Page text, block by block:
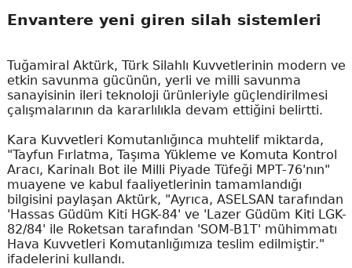
Envantere yeni giren silah sistemleri
Tuğamiral Aktürk, Türk Silahlı Kuvvetlerinin modern ve
etkin savunma gücünün, yerli ve milli savunma
sanayisinin ileri teknoloji ürünleriyle güçlendirilmesi
çalışmalarının da kararlılıkla devam ettiğini belirtti.
Kara Kuvvetleri Komutanlığınca muhtelif miktarda,
"Tayfun Fırlatma, Taşıma Yükleme ve Komuta Kontrol
Aracı, Karinalı Bot ile Milli Piyade Tüfeği MPT-76'nın"
muayene ve kabul faaliyetlerinin tamamlandığı
bilgisini paylaşan Aktürk, "Ayrıca, ASELSAN tarafından
'Hassas Güdüm Kiti HGK-84' ve 'Lazer Güdüm Kiti LGK-
82/84' ile Roketsan tarafından 'SOM-B1T' mühimmatı
Hava Kuvvetleri Komutanlığımıza teslim edilmiştir."
ifadelerini kullandı.